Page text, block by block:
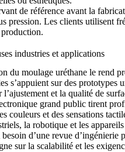
de référence avant la
pression. Les clients utilisent
production.
industries et applications
du moulage uréthane le rend
s’appuient sur des prototypes
et la qualité de
grand public tirent
couleurs et des sensations
la robotique et les
d’une revue
sur la scalabilité et les